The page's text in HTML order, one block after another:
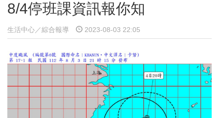
8/4停班課資訊報你知
生活中心／綜合報導 2023-08-03 22:05